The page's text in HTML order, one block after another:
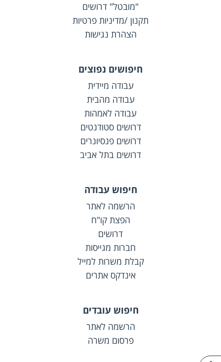
"מובטל" דרושים
תקנון /מדיניות פרטיות
הצהרת נגישות
חיפושים נפוצים
עבודה מיידית
עבודה מהבית
עבודה לאמהות
דרושים סטודנטים
דרושים פנסיונרים
דרושים בתל אביב
חיפוש עבודה
הרשמה לאתר
הפצת קו"ח
דרושים
חברות מגייסות
קבלת משרות למייל
אינדקס אתרים
חיפוש עובדים
הרשמה לאתר
פרסום משרה